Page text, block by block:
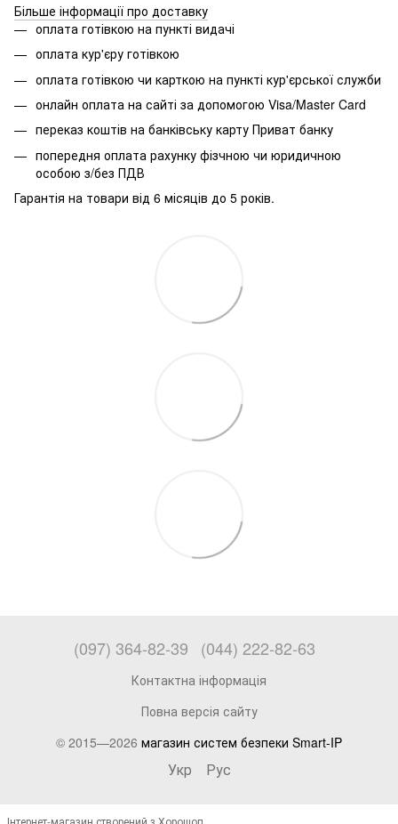
Більше інформації про доставку
оплата готівкою на пункті видачі
оплата кур'єру готівкою
оплата готівкою чи карткою на пункті кур'єрської служби
онлайн оплата на сайті за допомогою Visa/Master Card
переказ коштів на банківську карту Приват банку
попередня оплата рахунку фізчною чи юридичною
особою з/без ПДВ
Гарантія на товари від 6 місяців до 5 років.
(097) 364-82-39 (044) 222-82-63
Контактна інформація
Повна версія сайту
© 2015—2026 магазин систем безпеки Smart-IP
Укр Рус